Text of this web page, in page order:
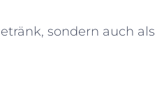
sondern auch als